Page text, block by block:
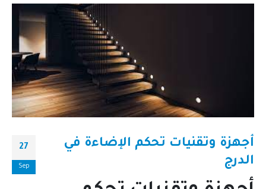
27
Sep
أجهزة وتقنيات تحكم الإضاءة في
الدرج